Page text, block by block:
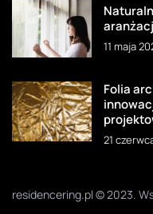
11 maja
Folia
21
residencering.pl © 2023.